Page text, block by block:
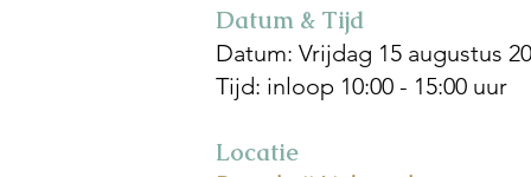
Datum & Tijd
Datum: Vrijdag 15 augustus
Tijd: inloop 10:00 - 15:00 uur
Locatie